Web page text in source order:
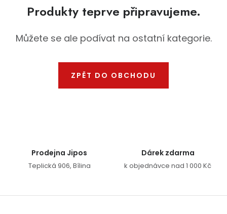
Dětská hřiště
Ochranné pomůcky
Produkty teprve připravujeme.
Můžete se ale podívat na ostatní kategorie.
ZPĚT DO OBCHODU
Prodejna Jipos
Teplická 906, Bílina
Dárek zdarma
k objednávce nad 1 000 Kč